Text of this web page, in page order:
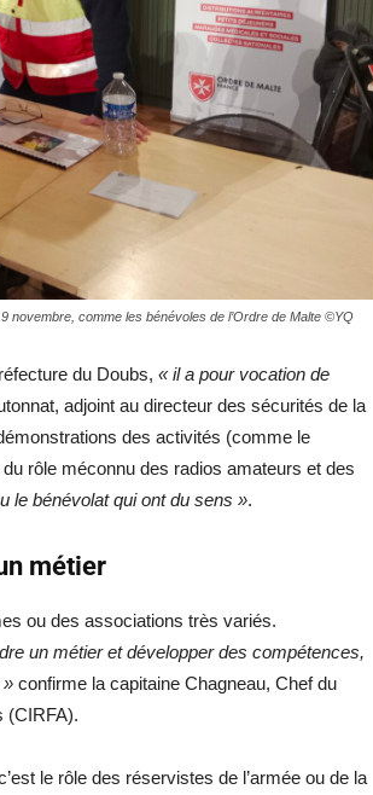
novembre, comme les bénévoles de l’Ordre de Malte ©YQ
du Doubs, « il a pour vocation de
adjoint au directeur des sécurités de la
des activités (comme le
rôle méconnu des radios amateurs et des
le bénévolat qui ont du sens ».
métier
ou des associations très variés.
un métier et développer des compétences,
» confirme la capitaine Chagneau, Chef du
(CIRFA).
le rôle des réservistes de l’armée ou de la